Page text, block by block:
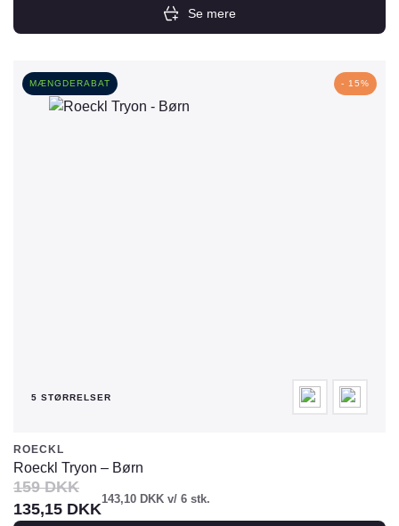
Se mere
har
5 STØRRELSER
- 15%
MÆNGDERABAT
ROECKL
Roeckl Tryon – Børn
159DKK
135,15 DKK
143,10 DKK v/ 6 stk.